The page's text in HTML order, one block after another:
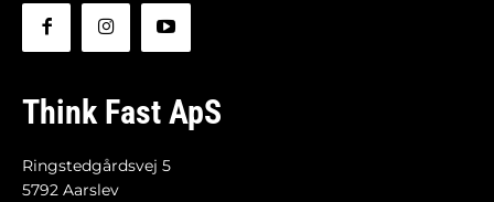
Think Fast ApS
Ringstedgårdsvej 5
5792 Aarslev